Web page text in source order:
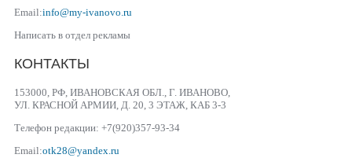
Email:info@my-ivanovo.ru
Написать в отдел рекламы
КОНТАКТЫ
153000, РФ, ИВАНОВСКАЯ ОБЛ., Г. ИВАНОВО,
УЛ. КРАСНОЙ АРМИИ, Д. 20, 3 ЭТАЖ, КАБ 3-3
Телефон редакции: +7(920)357-93-34
Email:otk28@yandex.ru